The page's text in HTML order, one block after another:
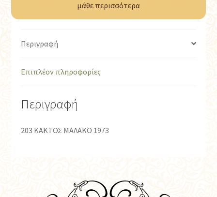
μάθε περισσότερα
Περιγραφή
Επιπλέον πληροφορίες
Περιγραφή
203 ΚΑΚΤΟΣ ΜΑΛΑΚΟ 1973